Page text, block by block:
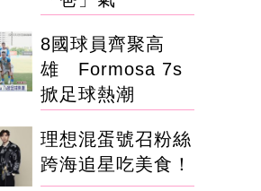
8國球員齊聚高
雄 Formosa 7s
掀足球熱潮
理想混蛋號召粉絲
跨海追星吃美食！